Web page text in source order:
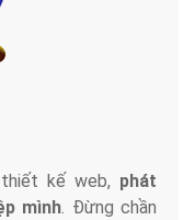
kế web, phát
mình. Đừng chần